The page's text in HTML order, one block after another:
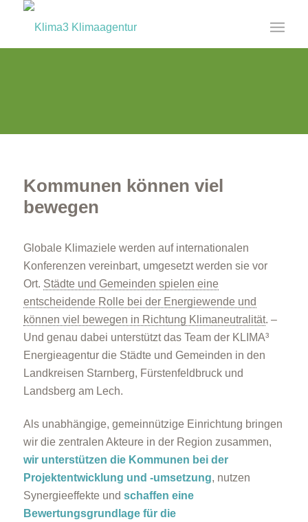
Kommunen können viel
bewegen
Globale Klimaziele werden auf internationalen
Konferenzen vereinbart, umgesetzt werden sie vor
Ort. Städte und Gemeinden spielen eine
entscheidende Rolle bei der Energiewende und
können viel bewegen in Richtung Klimaneutralität. –
Und genau dabei unterstützt das Team der KLIMA³
Energieagentur die Städte und Gemeinden in den
Landkreisen Starnberg, Fürstenfeldbruck und
Landsberg am Lech.
Als unabhängige, gemeinnützige Einrichtung bringen
wir die zentralen Akteure in der Region zusammen,
wir unterstützen die Kommunen bei der
Projektentwicklung und -umsetzung, nutzen
Synergieeffekte und schaffen eine
Bewertungsgrundlage für die